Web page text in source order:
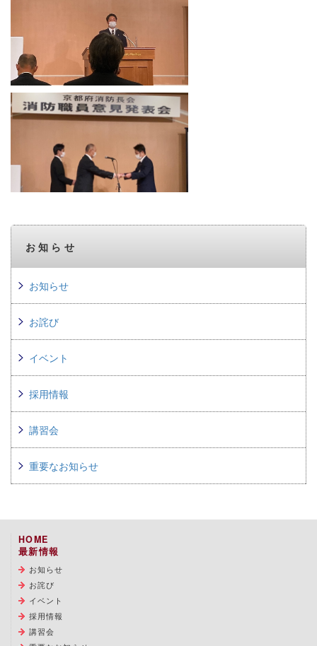
お知らせ
お知らせ
お詫び
イベント
採用情報
講習会
重要なお知らせ
HOME
最新情報
お知らせ
お詫び
イベント
採用情報
講習会